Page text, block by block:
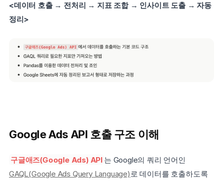
<데이터 호출 → 전처리 → 지표 조합 → 인사이트 도출 → 자동
정리>
Google Ads API 호출 구조 이해
구글애즈(Google Ads) API
GAQL(Google Ads Query Language) 로 데이터를 호출하도록